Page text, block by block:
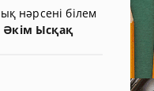
нәрсені білем
Әкім Ысқақ